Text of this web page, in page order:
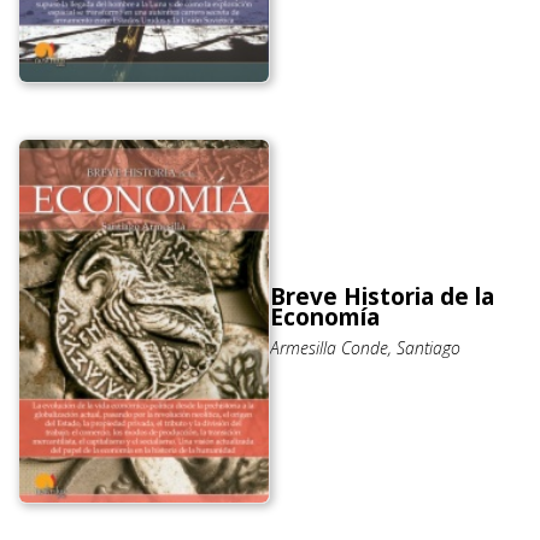
Breve Historia de la
Economía
Armesilla Conde, Santiago